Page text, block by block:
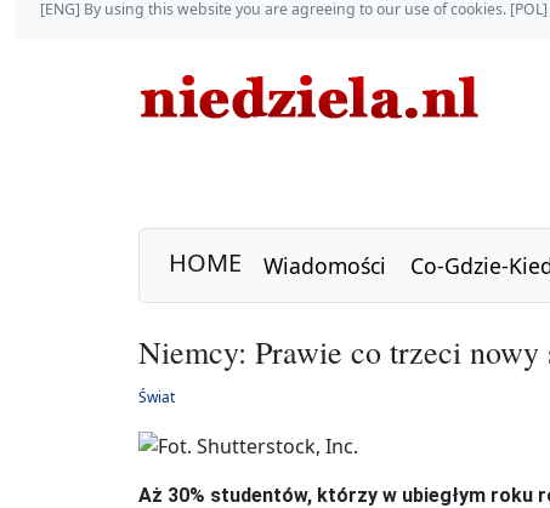
[ENG] By using this website you are agreeing to our use of cookies.
HOME Wiadomości Co-Gdzie-
Niemcy: Prawie co trzeci
Świat
Aż 30% studentów, którzy w ubiegłym roku